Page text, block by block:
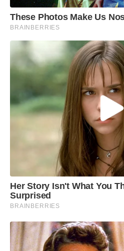
These Photos Make Us
BRAINBERRIES
Her Story Isn't What You
Surprised
BRAINBERRIES